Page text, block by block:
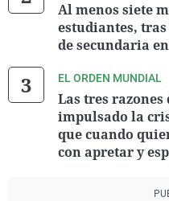
Al menos siete
estudiantes,
de secundaria
EL ORDEN MUNDIAL
Las tres
impulsado la
que cuando
con apretar y